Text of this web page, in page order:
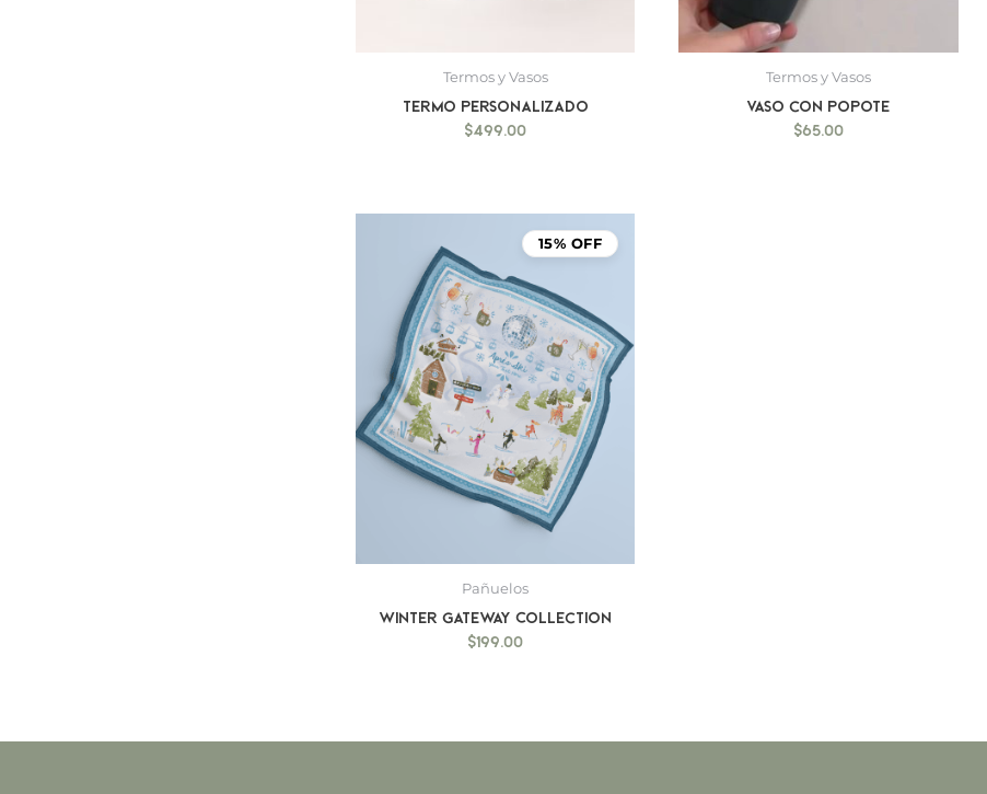
Termos y Vasos
Termo personalizado
$499.00
Termos y Vasos
Vaso con Popote
$65.00
15% OFF
Pañuelos
Winter Gateway Collection
$199.00